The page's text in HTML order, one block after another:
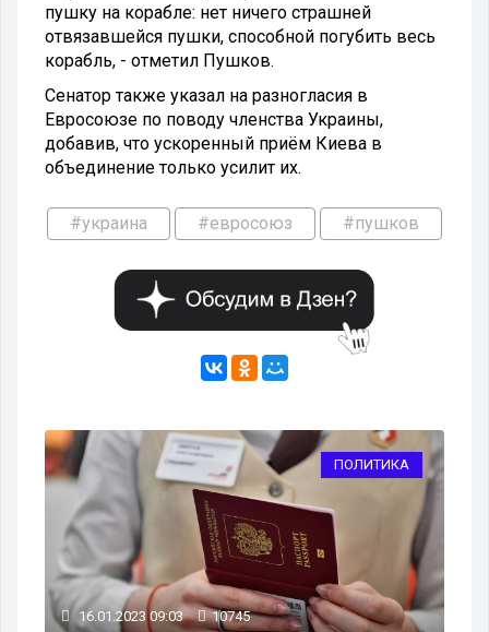
пушку на корабле: нет ничего страшней
отвязавшейся пушки, способной погубить весь
корабль, - отметил Пушков.
Сенатор также указал на разногласия в
Евросоюзе по поводу членства Украины,
добавив, что ускоренный приём Киева в
объединение только усилит их.
#украина #евросоюз #пушков
ПОЛИТИКА
16.01.2023 09:03 10745